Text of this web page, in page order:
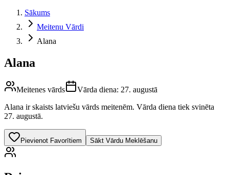
Sākums
Meitenu Vārdi
Alana
Alana
Meitenes vārds Vārda diena: 27. augustā
Alana ir skaists latviešu vārds meitenēm. Vārda diena tiek svinēta
27. augustā.
Pievienot Favorītiem Sākt Vārdu Meklēšanu